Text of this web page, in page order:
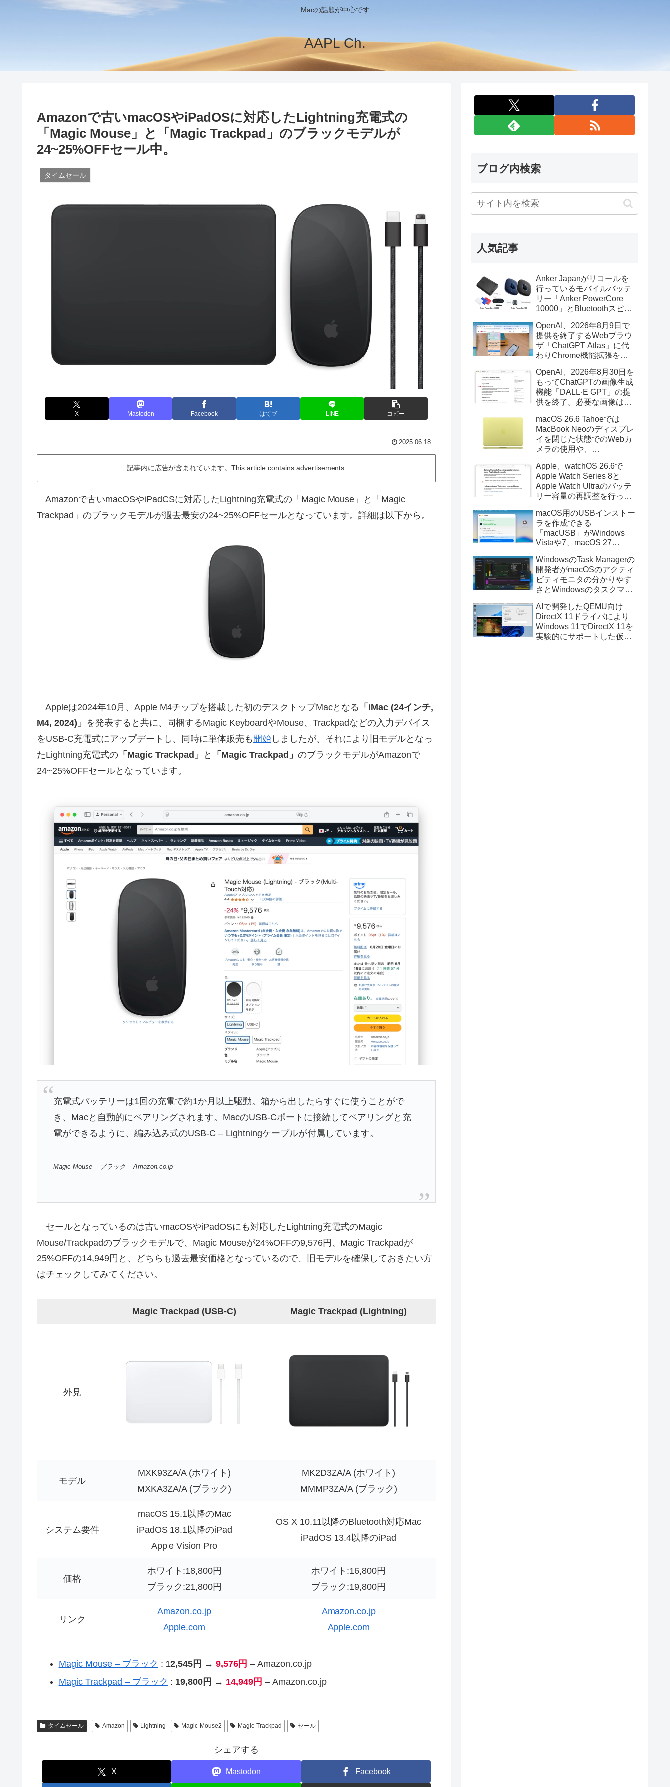
Macの話題が中心です
AAPL Ch.
Amazonで古いmacOSやiPadOSに対応したLightning充電式の
「Magic Mouse」と「Magic Trackpad」のブラックモデルが
24~25%OFFセール中。
タイムセール
X Mastodon Facebook はてブ LINE コピー
2025.06.18
記事内に広告が含まれています。This article contains advertisements.
Amazonで古いmacOSやiPadOSに対応したLightning充電式の「Magic Mouse」と「Magic
Trackpad」のブラックモデルが過去最安の24~25%OFFセールとなっています。詳細は以下から。
Appleは2024年10月、Apple M4チップを搭載した初のデスクトップMacとなる 「iMac (24インチ,
M4, 2024)」 を発表すると共に、同梱するMagic KeyboardやMouse、Trackpadなどの入力デバイス
をUSB-C充電式にアップデートし、同時に単体販売も 開始 しましたが、それにより旧モデルとなっ
たLightning充電式の 「Magic Trackpad」 と 「Magic Trackpad」 のブラックモデルがAmazonで
24~25%OFFセールとなっています。
充電式バッテリーは1回の充電で約1か月以上駆動。箱から出したらすぐに使うことがで
き、Macと自動的にペアリングされます。MacのUSB-Cポートに接続してペアリングと充
電ができるように、編み込み式のUSB-C – Lightningケーブルが付属しています。
Magic Mouse – ブラック – Amazon.co.jp
セールとなっているのは古いmacOSやiPadOSにも対応したLightning充電式のMagic
Mouse/Trackpadのブラックモデルで、Magic Mouseが24%OFFの9,576円、Magic Trackpadが
25%OFFの14,949円と、どちらも過去最安価格となっているので、旧モデルを確保しておきたい方
はチェックしてみてください。
Magic Trackpad (USB-C) Magic Trackpad (Lightning)
外見
モデル
MXK93ZA/A (ホワイト)
MXKA3ZA/A (ブラック)
MK2D3ZA/A (ホワイト)
MMMP3ZA/A (ブラック)
システム要件
macOS 15.1以降のMac
iPadOS 18.1以降のiPad
Apple Vision Pro
OS X 10.11以降のBluetooth対応Mac
iPadOS 13.4以降のiPad
価格
ホワイト:18,800円
ブラック:21,800円
ホワイト:16,800円
ブラック:19,800円
リンク
Amazon.co.jp
Apple.com
Amazon.co.jp
Apple.com
Magic Mouse – ブラック : 12,545円 → 9,576円 – Amazon.co.jp
Magic Trackpad – ブラック : 19,800円 → 14,949円 – Amazon.co.jp
タイムセール Amazon Lightning Magic-Mouse2 Magic-Trackpad セール
シェアする
X Mastodon Facebook
ブログ内検索
人気記事
Anker Japanがリコールを
行っているモバイルバッテ
リー「Anker PowerCore
10000」とBluetoothスピー
辺を焼損する火災が6月に3
件発生していたそうなので
注意を。
OpenAI、2026年8月9日で
提供を終了するWebブラウ
ザ「ChatGPT Atlas」に代
わりChrome機能拡張をア
画の質問やAsk ChatGPT機
能を追加。
OpenAI、2026年8月30日を
もってChatGPTの画像生成
機能「DALL·E GPT」の提
供を終了。必要な画像は期
macOS 26.6 Tahoeでは
MacBook Neoのディスプレ
イを閉じた状態でのWebカ
メラの使用や、
利用しMacBook Neoを復元
する際の安定性が向上。
Apple、watchOS 26.6で
Apple Watch Series 8と
Apple Watch Ultraのバッテ
リー容量の再調整を行った
macOS用のUSBインストー
ラを作成できる
「macUSB」がWindows
Vistaや7、macOS 27
トーラの作成に対応。
WindowsのTask Managerの
開発者がmacOSのアクティ
ビティモニタの分かりやす
さとWindowsのタスクマネ
Mac用システムモニタアプ
リ「Task Manager TMOG」
のBeta版を公開。
AIで開発したQEMU向け
DirectX 11ドライバにより
Windows 11でDirectX 11を
実験的にサポートした仮想